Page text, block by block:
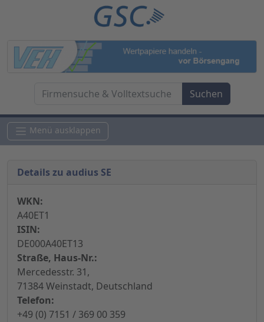
Menü ausklappen
Details zu audius SE
WKN:
A40ET1
ISIN:
DE000A40ET13
Straße, Haus-Nr.:
Mercedesstr. 31,
71384 Weinstadt, Deutschland
Telefon:
+49 (0) 7151 / 369 00 359